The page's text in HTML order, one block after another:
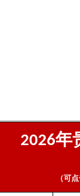
2026年
（可